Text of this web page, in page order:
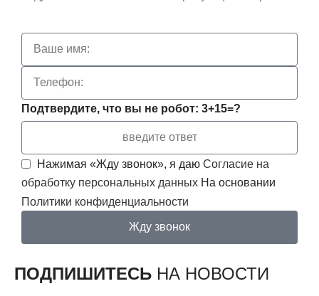
Подтвердите, что вы не робот: 3+15=?
Нажимая «Жду звонок», я даю Согласие на
обработку персональных данных На основании
Политики конфиденциальности
Жду звонок
ПОДПИШИТЕСЬ НА НОВОСТИ